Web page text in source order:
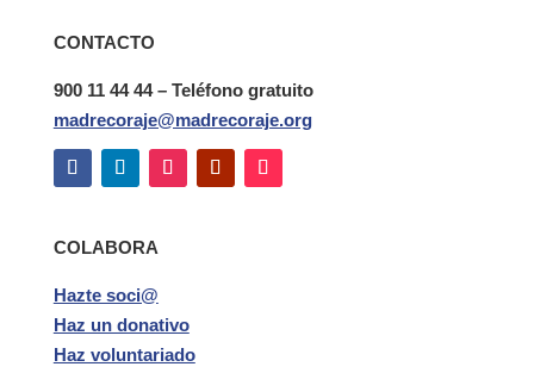
CONTACTO
900 11 44 44 – Teléfono gratuito
madrecoraje@madrecoraje.org
COLABORA
Hazte soci@
Haz un donativo
Haz voluntariado